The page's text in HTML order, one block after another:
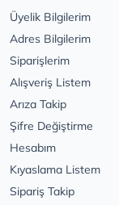
Üyelik Bilgilerim
Adres Bilgilerim
Siparişlerim
Alışveriş Listem
Arıza Takip
Şifre Değiştirme
Hesabım
Kıyaslama Listem
Sipariş Takip